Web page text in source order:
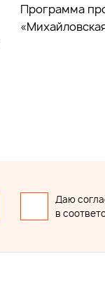
Программа
Даю
в